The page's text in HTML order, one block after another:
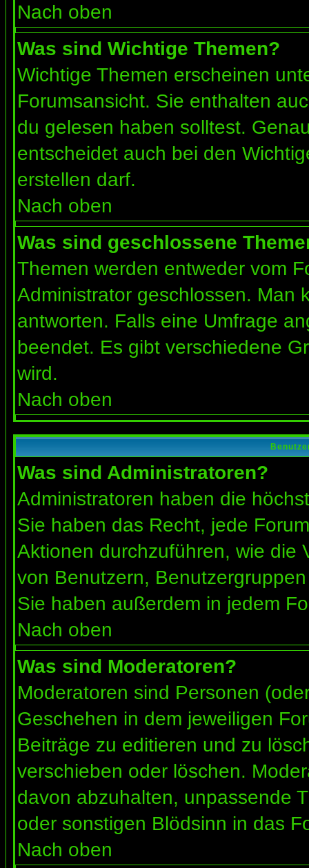
Nach oben
Was sind Wichtige Themen?
Wichtige Themen erscheinen
Forumsansicht. Sie enthalten
du gelesen haben solltest.
entscheidet auch bei den
erstellen darf.
Nach oben
Was sind geschlossene
Themen werden entweder vom
Administrator geschlossen. Man
antworten. Falls eine Umfrage
beendet. Es gibt verschiedene
wird.
Nach oben
Was sind Administratoren?
Administratoren haben die
Sie haben das Recht, jede
Aktionen durchzuführen, wie die
von Benutzern,
Sie haben außerdem in jedem
Nach oben
Was sind Moderatoren?
Moderatoren sind Personen
Geschehen in dem jeweiligen
Beiträge zu editieren und zu
verschieben oder löschen.
davon abzuhalten, unpassende
oder sonstigen Blödsinn in das
Nach oben